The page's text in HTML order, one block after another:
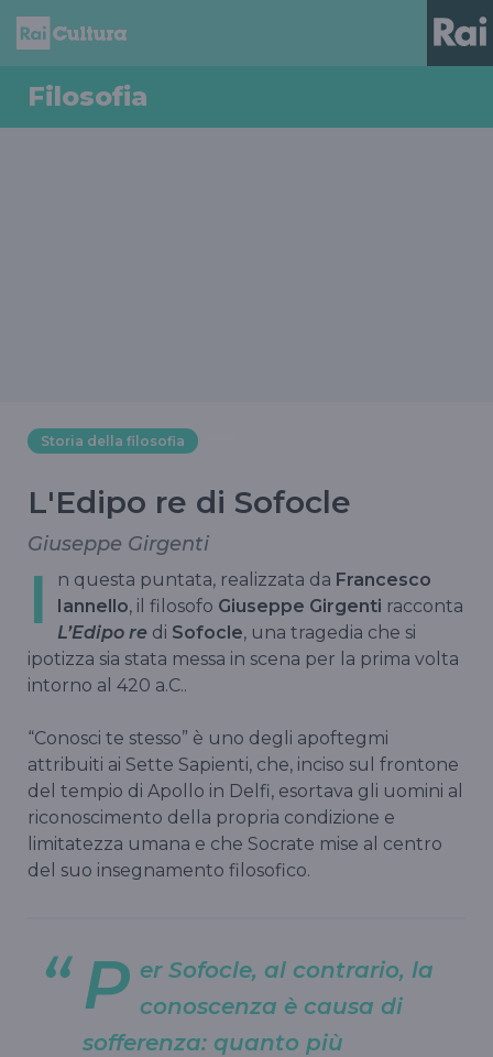
Filosofia
Storia della filosofia
L'Edipo re di Sofocle
Giuseppe Girgenti
I n questa puntata, realizzata da Francesco
Iannello, il filosofo Giuseppe Girgenti racconta
L’Edipo re di Sofocle, una tragedia che si
ipotizza sia stata messa in scena per la prima volta
intorno al 420 a.C..
“Conosci te stesso” è uno degli apoftegmi
attribuiti ai Sette Sapienti, che, inciso sul frontone
del tempio di Apollo in Delfi, esortava gli uomini al
riconoscimento della propria condizione e
limitatezza umana e che Socrate mise al centro
del suo insegnamento filosofico.
P er Sofocle, al contrario, la
conoscenza è causa di
sofferenza: quanto più